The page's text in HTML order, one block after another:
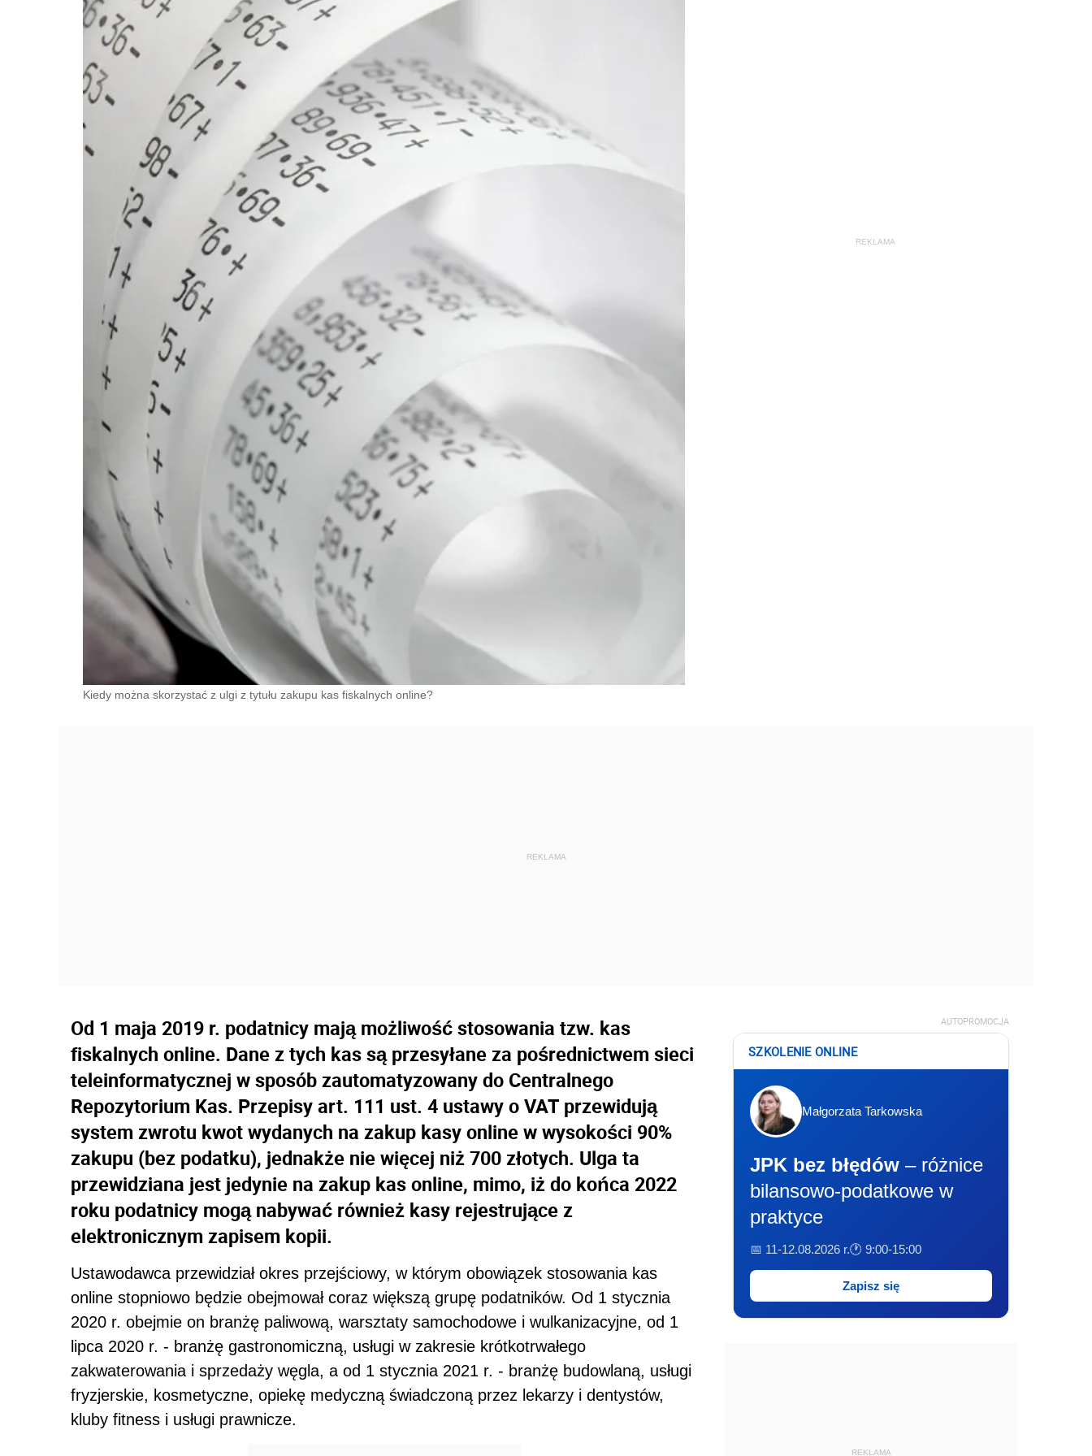
Kiedy można skorzystać z ulgi z tytułu zakupu kas fiskalnych online?
Od 1 maja 2019 r. podatnicy mają możliwość stosowania tzw. kas
fiskalnych online. Dane z tych kas są przesyłane za pośrednictwem sieci
teleinformatycznej w sposób zautomatyzowany do Centralnego
Repozytorium Kas. Przepisy art. 111 ust. 4 ustawy o VAT przewidują
system zwrotu kwot wydanych na zakup kasy online w wysokości 90%
zakupu (bez podatku), jednakże nie więcej niż 700 złotych. Ulga ta
przewidziana jest jedynie na zakup kas online, mimo, iż do końca 2022
roku podatnicy mogą nabywać również kasy rejestrujące z
elektronicznym zapisem kopii.
Ustawodawca przewidział okres przejściowy, w którym obowiązek stosowania kas
online stopniowo będzie obejmował coraz większą grupę podatników. Od 1 stycznia
2020 r. obejmie on branżę paliwową, warsztaty samochodowe i wulkanizacyjne, od 1
lipca 2020 r. - branżę gastronomiczną, usługi w zakresie krótkotrwałego
zakwaterowania i sprzedaży węgla, a od 1 stycznia 2021 r. - branżę budowlaną, usługi
fryzjerskie, kosmetyczne, opiekę medyczną świadczoną przez lekarzy i dentystów,
kluby fitness i usługi prawnicze.
AUTOPROMOCJA
SZKOLENIE ONLINE
Małgorzata Tarkowska
JPK bez błędów – różnice
bilansowo-podatkowe w
praktyce
📅 11-12.08.2026 r.🕐 9:00-15:00
Zapisz się
REKLAMA